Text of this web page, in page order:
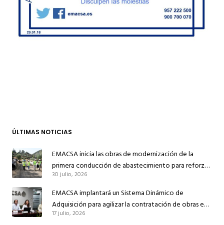
ÚLTIMAS NOTICIAS
EMACSA inicia las obras de modernización de la
primera conducción de abastecimiento para reforzar
el suministro de agua de Córdoba
30 julio, 2026
EMACSA implantará un Sistema Dinámico de
Adquisición para agilizar la contratación de obras en
sus redes e instalaciones
17 julio, 2026